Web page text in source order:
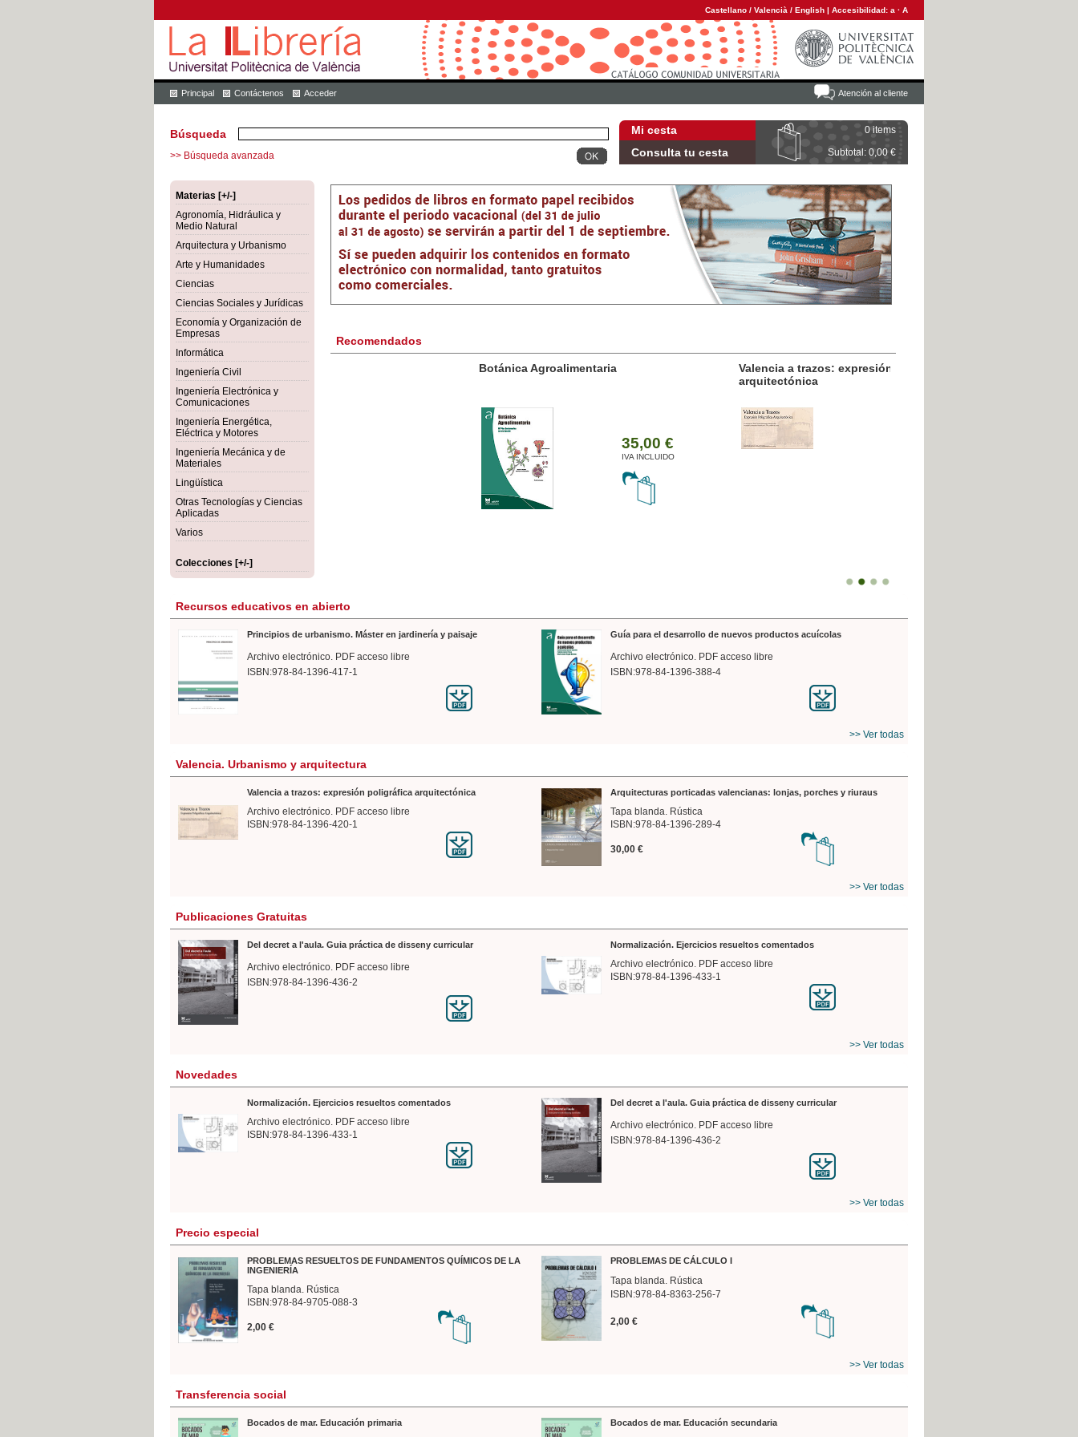
Castellano / Valencià / English | Accesibilidad: a · A
Atención al cliente
Principal Contáctenos Acceder
Mi cesta 0 items
Consulta tu cesta Subtotal: 0,00 €
Búsqueda
>> Búsqueda avanzada
Materias [+/-]
Agronomía, Hidráulica y
Medio Natural
Arquitectura y Urbanismo
Arte y Humanidades
Ciencias
Ciencias Sociales y Jurídicas
Economía y Organización de
Empresas
Informática
Ingeniería Civil
Ingeniería Electrónica y
Comunicaciones
Ingeniería Energética,
Eléctrica y Motores
Ingeniería Mecánica y de
Materiales
Lingüística
Otras Tecnologías y Ciencias
Aplicadas
Varios
Colecciones [+/-]
Recomendados
35,00 €
IVA INCLUIDO
Valencia a trazos: expresión poligráfica
Recursos educativos en abierto
Principios de urbanismo. Máster en jardinería y paisaje
Archivo electrónico. PDF acceso libre
ISBN:978-84-1396-417-1
Guía para el desarrollo de nuevos productos acuícolas
Archivo electrónico. PDF acceso libre
ISBN:978-84-1396-388-4
>> Ver todas
Valencia. Urbanismo y arquitectura
Valencia a trazos: expresión poligráfica arquitectónica
Archivo electrónico. PDF acceso libre
ISBN:978-84-1396-420-1
Arquitecturas porticadas valencianas: lonjas, porches y riuraus
Tapa blanda. Rústica
ISBN:978-84-1396-289-4
30,00 €
>> Ver todas
Publicaciones Gratuitas
Del decret a l'aula. Guia práctica de disseny curricular
Archivo electrónico. PDF acceso libre
ISBN:978-84-1396-436-2
Normalización. Ejercicios resueltos comentados
Archivo electrónico. PDF acceso libre
ISBN:978-84-1396-433-1
>> Ver todas
Novedades
Normalización. Ejercicios resueltos comentados
Archivo electrónico. PDF acceso libre
ISBN:978-84-1396-433-1
Del decret a l'aula. Guia práctica de disseny curricular
Archivo electrónico. PDF acceso libre
ISBN:978-84-1396-436-2
>> Ver todas
Precio especial
PROBLEMAS RESUELTOS DE FUNDAMENTOS QUÍMICOS DE LA
INGENIERÍA
Tapa blanda. Rústica
ISBN:978-84-9705-088-3
2,00 €
PROBLEMAS DE CÁLCULO I
Tapa blanda. Rústica
ISBN:978-84-8363-256-7
2,00 €
>> Ver todas
Transferencia social
Bocados de mar. Educación primaria Bocados de mar. Educación secundaria